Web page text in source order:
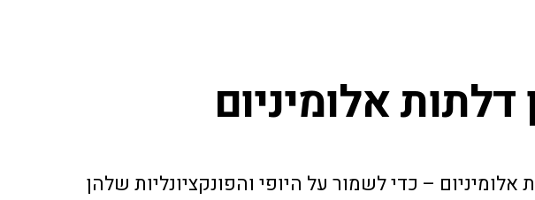
דלתות אלומיניום
אלומיניום – כדי לשמור על היופי והפונקציונליות שלהן